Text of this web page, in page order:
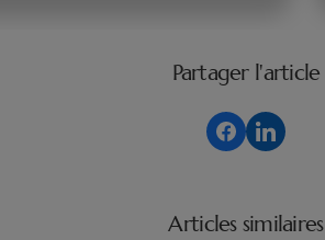
Partager l'article
Articles similaires